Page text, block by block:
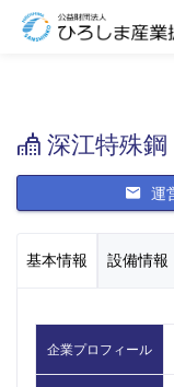
深江特殊
運
基本情報 設備情報
企業プロフィール